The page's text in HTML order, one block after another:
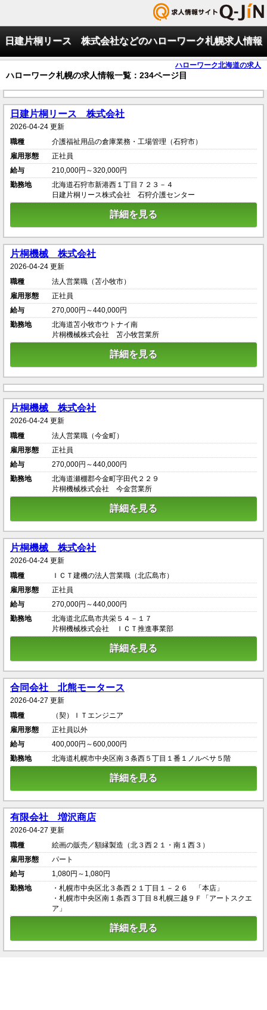
日建片桐リース 株式会社などのハローワーク札幌求人情報
ハローワーク北海道の求人
ハローワーク札幌の求人情報一覧：234ページ目
日建片桐リース 株式会社
2026-04-24 更新
職種
介護福祉用品の倉庫業務・工場管理（石狩市）
雇用形態
正社員
給与
210,000円～320,000円
勤務地
北海道石狩市新港西１丁目７２３－４
日建片桐リース株式会社 石狩介護センター
詳細を見る
片桐機械 株式会社
2026-04-24 更新
職種
法人営業職（苫小牧市）
雇用形態
正社員
給与
270,000円～440,000円
勤務地
北海道苫小牧市ウトナイ南
片桐機械株式会社 苫小牧営業所
詳細を見る
片桐機械 株式会社
2026-04-24 更新
職種
法人営業職（今金町）
雇用形態
正社員
給与
270,000円～440,000円
勤務地
北海道瀬棚郡今金町字田代２２９
片桐機械株式会社 今金営業所
詳細を見る
片桐機械 株式会社
2026-04-24 更新
職種
ＩＣＴ建機の法人営業職（北広島市）
雇用形態
正社員
給与
270,000円～440,000円
勤務地
北海道北広島市共栄５４－１７
片桐機械株式会社 ＩＣＴ推進事業部
詳細を見る
合同会社 北熊モータース
2026-04-27 更新
職種
（契）ＩＴエンジニア
雇用形態
正社員以外
給与
400,000円～600,000円
勤務地
北海道札幌市中央区南３条西５丁目１番１ノルベサ５階
詳細を見る
有限会社 増沢商店
2026-04-27 更新
職種
絵画の販売／額縁製造（北３西２１・南１西３）
雇用形態
パート
給与
1,080円～1,080円
勤務地
・札幌市中央区北３条西２１丁目１－２６ 「本店」
・札幌市中央区南１条西３丁目８札幌三越９Ｆ「アートスクエ
ア」
詳細を見る